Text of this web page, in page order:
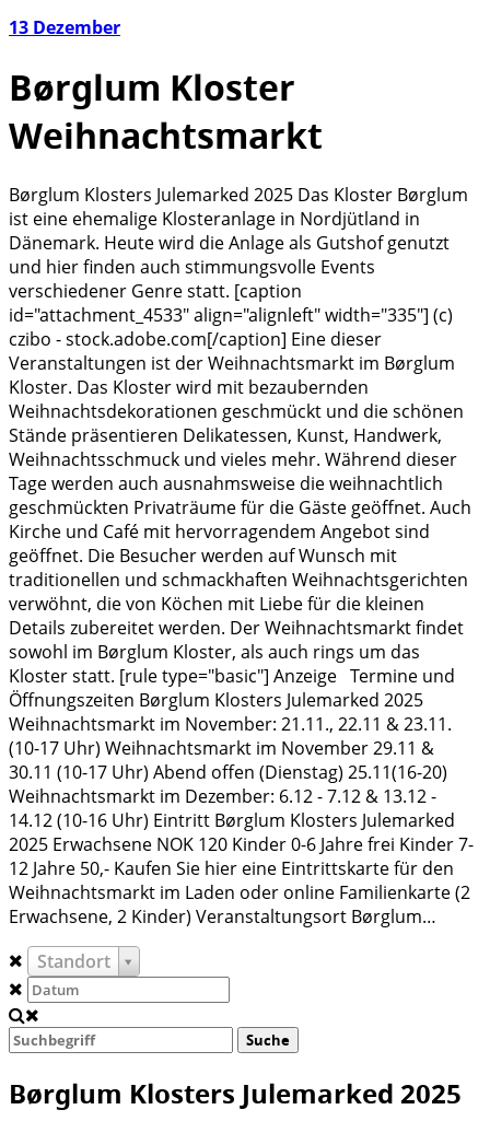
13 Dezember
Børglum Kloster
Weihnachtsmarkt
Børglum Klosters Julemarked 2025 Das Kloster Børglum
ist eine ehemalige Klosteranlage in Nordjütland in
Dänemark. Heute wird die Anlage als Gutshof genutzt
und hier finden auch stimmungsvolle Events
verschiedener Genre statt. [caption
id="attachment_4533" align="alignleft" width="335"] (c)
czibo - stock.adobe.com[/caption] Eine dieser
Veranstaltungen ist der Weihnachtsmarkt im Børglum
Kloster. Das Kloster wird mit bezaubernden
Weihnachtsdekorationen geschmückt und die schönen
Stände präsentieren Delikatessen, Kunst, Handwerk,
Weihnachtsschmuck und vieles mehr. Während dieser
Tage werden auch ausnahmsweise die weihnachtlich
geschmückten Privaträume für die Gäste geöffnet. Auch
Kirche und Café mit hervorragendem Angebot sind
geöffnet. Die Besucher werden auf Wunsch mit
traditionellen und schmackhaften Weihnachtsgerichten
verwöhnt, die von Köchen mit Liebe für die kleinen
Details zubereitet werden. Der Weihnachtsmarkt findet
sowohl im Børglum Kloster, als auch rings um das
Kloster statt. [rule type="basic"] Anzeige Termine und
Öffnungszeiten Børglum Klosters Julemarked 2025
Weihnachtsmarkt im November: 21.11., 22.11 & 23.11.
(10-17 Uhr) Weihnachtsmarkt im November 29.11 &
30.11 (10-17 Uhr) Abend offen (Dienstag) 25.11(16-20)
Weihnachtsmarkt im Dezember: 6.12 - 7.12 & 13.12 -
14.12 (10-16 Uhr) Eintritt Børglum Klosters Julemarked
2025 Erwachsene NOK 120 Kinder 0-6 Jahre frei Kinder 7-
12 Jahre 50,- Kaufen Sie hier eine Eintrittskarte für den
Weihnachtsmarkt im Laden oder online Familienkarte (2
Erwachsene, 2 Kinder) Veranstaltungsort Børglum…
Standort
Suche
Børglum Klosters Julemarked 2025